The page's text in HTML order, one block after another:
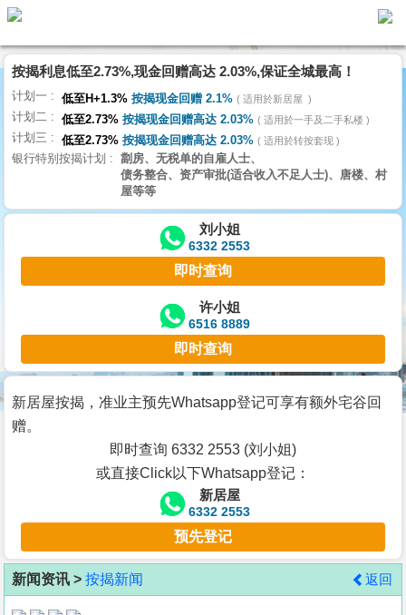
代
理
主
页
搵
楼/
交
业
主
宅
谷
按
客
地
按揭利息低至2.73%,现金回赠高达 2.03%,保证全城最高！
计划一 低至H+1.3% 按揭现金回赠 2.1% 适用於新居屋
计划二 低至2.73% 按揭现金回赠高达 2.03% 适用於一手及二手私楼
计划三 低至2.73% 按揭现金回赠高达 2.03% 适用於转按套现
银行特别按揭计划
劏房、无税单的自雇人士、
债务整合、资产审批(适合收入不足人士)、唐楼、村
屋等等
刘小姐
6332 2553
即时查询
许小姐
6516 8889
即时查询
新居屋按揭，准业主预先Whatsapp登记可享有额外宅谷回
赠。
即时查询 6332 2553 (刘小姐)
或直接Click以下Whatsapp登记：
新居屋
6332 2553
预先登记
新闻资讯 > 按揭新闻 返回